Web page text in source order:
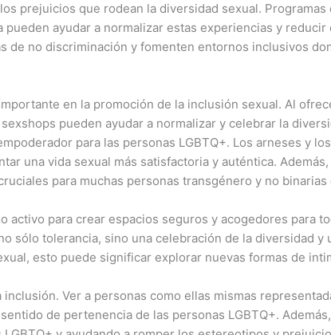
prejuicios que rodean la diversidad sexual.
ayudar a normalizar estas experiencias y
no discriminación y fomenten entornos inclusivos
en la promoción de la inclusión sexual. Al
pueden ayudar a normalizar y celebrar la
para las personas LGBTQ+. Los arneses y
una vida sexual más satisfactoria y auténtica.
para muchas personas transgénero y no
activo para crear espacios seguros y acogedores para
sólo tolerancia, sino una celebración de la diversidad
esto puede significar explorar nuevas formas de
Ver a personas como ellas mismas
de pertenencia de las personas LGBTQ+.